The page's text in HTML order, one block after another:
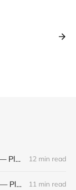
(ES) La batalla por los flujos — Plataformas, minerales y el frágil orden mundial - Café con Leche — Episodio #24 12 min read
(EN)The Battle for the Flows — Platforms, Minerals and the Fragile World Order - Café con Leche #Episode 24 11 min read